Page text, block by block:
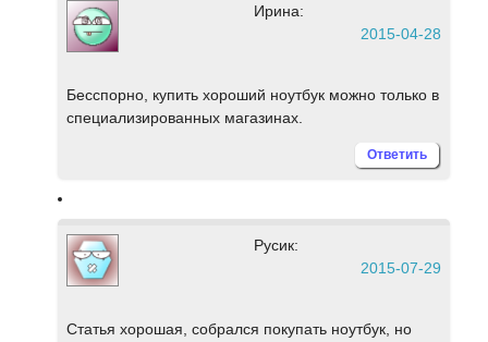
Ирина:
2015-04-28
Бесспорно, купить хороший ноутбук можно только в
специализированных магазинах.
Ответить
Русик:
2015-07-29
Статья хорошая, собрался покупать ноутбук, но